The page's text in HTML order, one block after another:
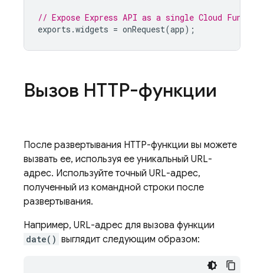
// Expose Express API as a single Cloud
exports .widgets = onRequest(app);
Вызов HTTP-функции
После развертывания HTTP-функции вы можете
вызвать ее, используя ее уникальный URL-
адрес. Используйте точный URL-адрес,
полученный из командной строки после
развертывания.
Например, URL-адрес для вызова функции
date() выглядит следующим образом: